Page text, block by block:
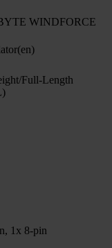
WINDFORCE
Full-Length
1x 8-pin